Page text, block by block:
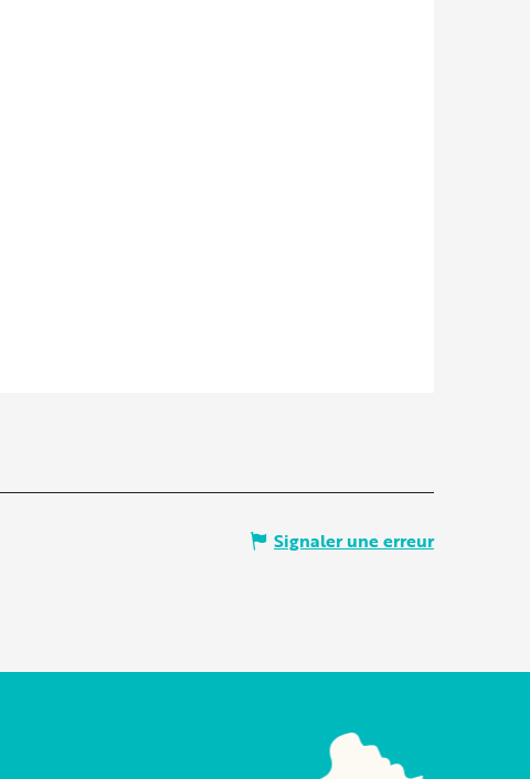
Signaler une erreur